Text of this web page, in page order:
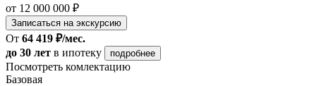
от 12 000 000 ₽
Записаться на экскурсию
От 64 419 ₽/мес.
до 30 лет в ипотеку подробнее
Посмотреть комлектацию
Базовая